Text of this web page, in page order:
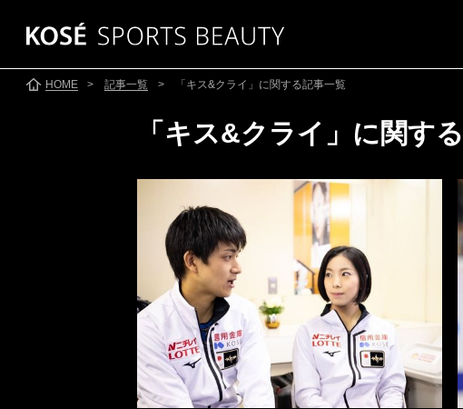
SKATING
スケート
SKIING/
スキー
HOME >記事一覧 > 「キス&クライ」に関する記事一覧
「キス&クライ」に関す